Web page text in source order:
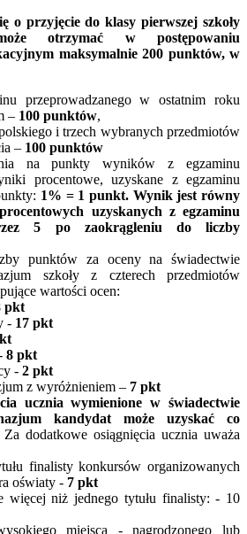
o przyjęcie do klasy pierwszej szkoły
otrzymać w postępowaniu
maksymalnie 200 punktów, w
przeprowadzanego w ostatnim roku
– 100 punktów,
i trzech wybranych przedmiotów
– 100 punktów
na punkty wyników z egzaminu
procentowe, uzyskane z egzaminu
1% = 1 punkt. Wynik jest równy
uzyskanych z egzaminu
5 po zaokrągleniu do liczby
punktów za oceny na świadectwie
szkoły z czterech przedmiotów
wartości ocen:
pkt
- 17 pkt
8 pkt
- 2 pkt
z wyróżnieniem – 7 pkt
ucznia wymienione w świadectwie
kandydat może uzyskać co
Za dodatkowe osiągnięcia ucznia uważa
finalisty konkursów organizowanych
oświaty - 7 pkt
więcej niż jednego tytułu finalisty: - 10
miejsca - nagrodzonego lub